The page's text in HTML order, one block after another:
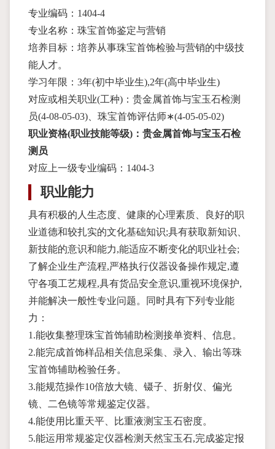
专业编码：1404-4
专业名称：珠宝首饰鉴定与营销
培养目标：培养从事珠宝首饰检验与营销的中级技
能人才。
学习年限：3年(初中毕业生),2年(高中毕业生)
对应或相关职业(工种)：贵金属首饰与宝玉石检测
员(4-08-05-03)、珠宝首饰评估师∗(4-05-05-02)
职业资格(职业技能等级)：贵金属首饰与宝玉石检
测员
对应上一级专业编码：1404-3
职业能力
具有积极的人生态度、健康的心理素质、良好的职
业道德和较扎实的文化基础知识;具有获取新知识、
新技能的意识和能力,能适应不断变化的职业社会;
了解企业生产流程,严格执行仪器设备操作规定,遵
守各项工艺规程,具有货品安全意识,重视环境保护,
并能解决一般性专业问题。同时具有下列专业能
力：
1.能收集整理珠宝首饰辅助检测接单资料、信息。
2.能完成首饰样品相关信息采集、录入、输出等珠
宝首饰辅助检验任务。
3.能规范操作10倍放大镜、镊子、折射仪、偏光
镜、二色镜等常规鉴定仪器。
4.能使用比重天平、比重液测宝玉石密度。
5.能运用常规鉴定仪器检测天然宝玉石,完成鉴定报